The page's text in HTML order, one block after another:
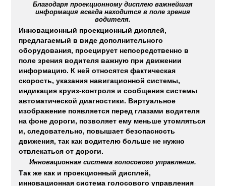
Благодаря проекционному дисплею важнейшая
информация всегда находится в поле зрения
водителя.
Инновационный проекционный дисплей,
предлагаемый в виде дополнительного
оборудования, проецирует непосредственно в
поле зрения водителя важную при движении
информацию. К ней относятся фактическая
скорость, указания навигационной системы,
индикация круиз-контроля и сообщения системы
автоматической диагностики. Виртуальное
изображение появляется перед глазами водителя
на фоне дороги, позволяет ему меньше утомляться
и, следовательно, повышает безопасность
движения, так как водителю больше не нужно
отвлекаться от дороги.
Инновационная система голосового управления.
Так же как и проекционный дисплей,
инновационная система голосового управления